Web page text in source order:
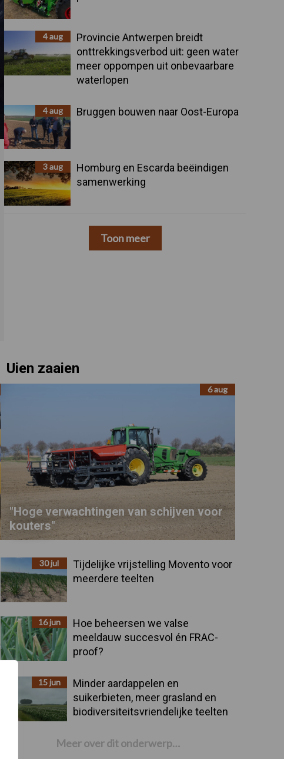
4 aug
Provincie Antwerpen breidt
onttrekkingsverbod uit: geen water
meer oppompen uit onbevaarbare
waterlopen
4 aug Bruggen bouwen naar Oost-Europa
3 aug
Homburg en Escarda beëindigen
samenwerking
Toon meer
Uien zaaien
6 aug
"Hoge verwachtingen van schijven voor
kouters"
30 jul
Tijdelijke vrijstelling Movento voor
meerdere teelten
16 jun
Hoe beheersen we valse
meeldauw succesvol én FRAC-
proof?
15 jun
Minder aardappelen en
suikerbieten, meer grasland en
biodiversiteitsvriendelijke teelten
Meer over dit onderwerp…